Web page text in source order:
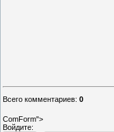
Всего комментариев: 0
ComForm">
Войдите: